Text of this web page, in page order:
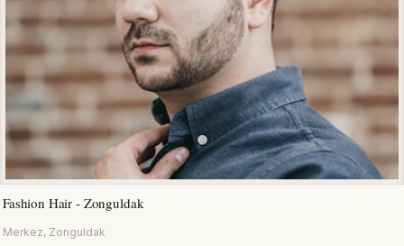
Fashion Hair - Zonguldak
Merkez, Zonguldak